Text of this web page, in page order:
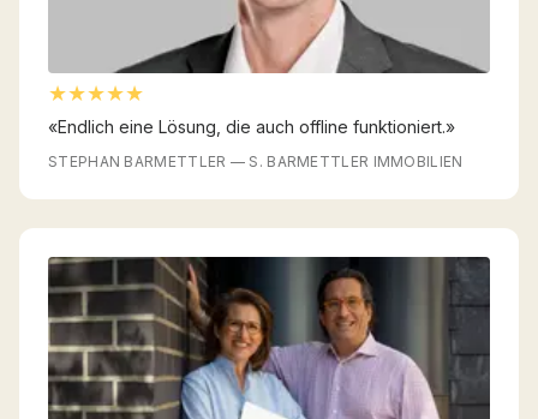
★★★★★
«Endlich eine Lösung, die auch offline funktioniert.»
STEPHAN BARMETTLER — S. BARMETTLER IMMOBILIEN